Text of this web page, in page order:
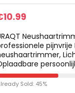
10.99
pijnvrije
Sold: 45%